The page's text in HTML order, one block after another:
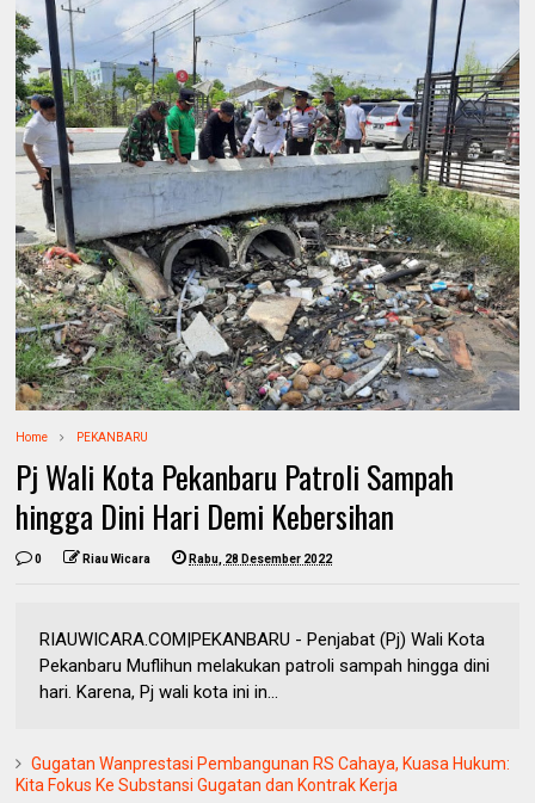
Home PEKANBARU
Pj Wali Kota Pekanbaru Patroli Sampah
hingga Dini Hari Demi Kebersihan
0 Riau Wicara Rabu, 28 Desember 2022
RIAUWICARA.COM|PEKANBARU - Penjabat (Pj) Wali Kota
Pekanbaru Muflihun melakukan patroli sampah hingga dini
hari. Karena, Pj wali kota ini in...
Gugatan Wanprestasi Pembangunan RS Cahaya, Kuasa Hukum:
Kita Fokus Ke Substansi Gugatan dan Kontrak Kerja